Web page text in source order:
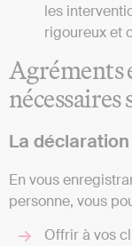
les
rigoureux et
Agréments
nécessaires
La
En vous
personne, vous
Offrir à vos